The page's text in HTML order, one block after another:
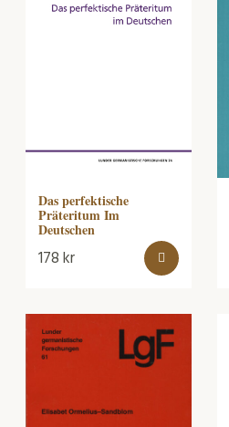
Das perfektische
Präteritum Im
Deutschen
178kr